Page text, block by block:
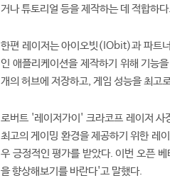
거나 튜토리얼 등을 제작하는 데 적합하다.
한편 레이저는 아이오빗(IObit)과 파트
인 애플리케이션을 제작하기 위해 기능
개의 허브에 저장하고, 게임 성능을 최고
로버트 '레이저가이' 크라코프 레이저 사
최고의 게이밍 환경을 제공하기 위한 레
우 긍정적인 평가를 받았다. 이번 오픈
을 향상해보기를 바란다'고 말했다.